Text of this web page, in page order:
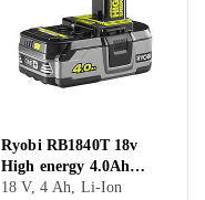
Ryobi RB1840T 18v
High energy 4.0Ah
ONE+
18 V, 4 Ah, Li-Ion